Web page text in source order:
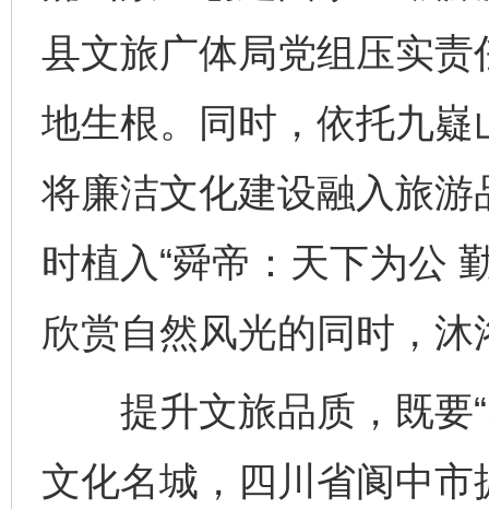
县文旅广体局党组压实
地生根。同时，依托九
将廉洁文化建设融入旅
时植入“舜帝：天下为公
欣赏自然风光的同时，沐
提升文旅品质，既要“
文化名城，四川省阆中